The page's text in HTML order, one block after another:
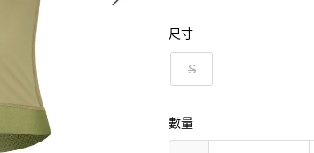
尺寸
S
數量